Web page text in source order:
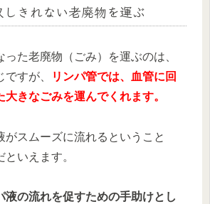
しきれない老廃物を運ぶ
た老廃物（ごみ）を運ぶのは、
すが、
リンパ管では、血管に回
大きなごみを運んでくれます。
がスムーズに流れるということ
いえます。
液の流れを促すための手助けとし